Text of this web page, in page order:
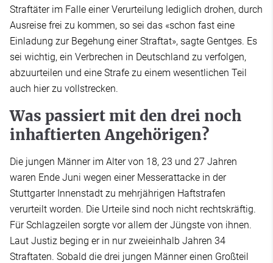
Straftäter im Falle einer Verurteilung lediglich drohen, durch
Ausreise frei zu kommen, so sei das «schon fast eine
Einladung zur Begehung einer Straftat», sagte Gentges. Es
sei wichtig, ein Verbrechen in Deutschland zu verfolgen,
abzuurteilen und eine Strafe zu einem wesentlichen Teil
auch hier zu vollstrecken.
Was passiert mit den drei noch
inhaftierten Angehörigen?
Die jungen Männer im Alter von 18, 23 und 27 Jahren
waren Ende Juni wegen einer Messerattacke in der
Stuttgarter Innenstadt zu mehrjährigen Haftstrafen
verurteilt worden. Die Urteile sind noch nicht rechtskräftig.
Für Schlagzeilen sorgte vor allem der Jüngste von ihnen.
Laut Justiz beging er in nur zweieinhalb Jahren 34
Straftaten. Sobald die drei jungen Männer einen Großteil